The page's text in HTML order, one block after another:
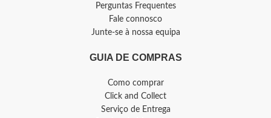
Perguntas Frequentes
Fale connosco
Junte-se à nossa equipa
GUIA DE COMPRAS
Como comprar
Click and Collect
Serviço de Entrega